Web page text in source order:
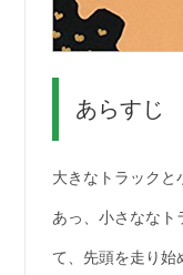
あらすじ
大きなトラックと
あっ、小さななト
て、先頭を走り始